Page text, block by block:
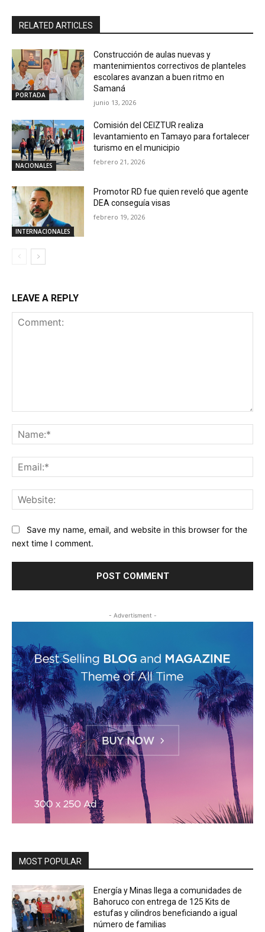
RELATED ARTICLES
PORTADA
Construcción de aulas nuevas y
mantenimientos correctivos de planteles
escolares avanzan a buen ritmo en
Samaná
junio 13, 2026
NACIONALES
Comisión del CEIZTUR realiza
levantamiento en Tamayo para fortalecer
turismo en el municipio
febrero 21, 2026
INTERNACIONALES
Promotor RD fue quien reveló que agente
DEA conseguía visas
febrero 19, 2026
LEAVE A REPLY
Save my name, email, and website in this browser for the
next time I comment.
- Advertisment -
MOST POPULAR
Energía y Minas llega a comunidades de
Bahoruco con entrega de 125 Kits de
estufas y cilindros beneficiando a igual
número de familias